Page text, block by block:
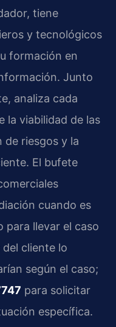
tiene
y tecnológicos
formación en
Junto
analiza cada
la viabilidad de las
de riesgos y la
El bufete
cuando es
para llevar el caso
cliente lo
según el caso;
para solicitar
específica.